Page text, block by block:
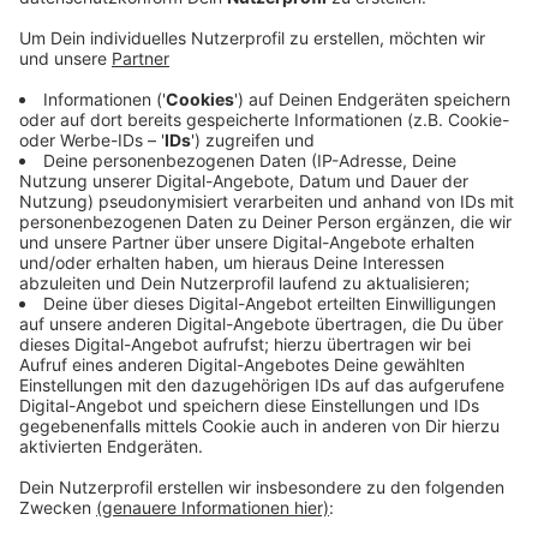
Allein letztes Jahr ist die Zahl der Azubis in einer
6.600 junge Menschen im Kreis Mettmann machen
derzeit eine zweiteilige Ausbildung. Dabei wechseln
sich praktische Teile im Betrieb mit Theorieunterricht
ab. Die Zahl der dualen Ausbildungen steigt seit
einigen Jahren insgesamt. In einigen unserer Städte
sinkt sie aber auch. Während die Zahl in Hilden um fast
6 Prozent gestiegen ist, ist sie in Langenfeld um gut 8
Prozent gesunken. Auffällig ist in allen Städten, dass
auch dieses Ausbildungsmodell bei Männern beliebter
zu sein scheint. Nur halb so viele Frauen fangen eine
duale Ausbildung an, wie Männer.
Anzeige